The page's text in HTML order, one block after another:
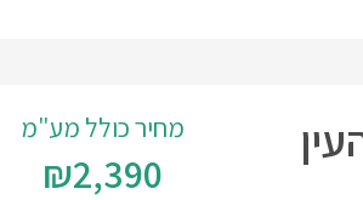
מחיר כולל מע"מ
₪2,390